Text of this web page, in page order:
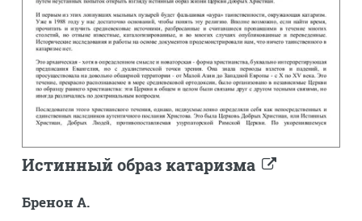
Истинный образ катаризма
Бренон А.